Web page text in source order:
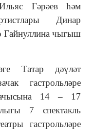
Гәрәев һәм
Динар
Гайнуллина чыгыш
Татар дәүләт
гастрольләре
14 – 17
7 спектакль
гастрольләре